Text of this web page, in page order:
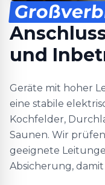
und
Geräte mit hoher
eine stabile
Kochfelder,
Saunen. Wir
geeignete
Absicherung,